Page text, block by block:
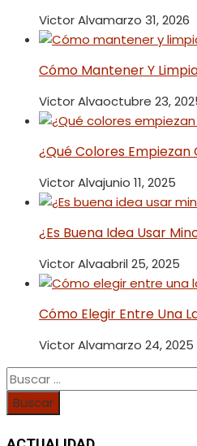
Victor Alvamarzo 31, 2026
Cómo Mantener Y
Victor Alvaoctubre 23,
¿Qué Colores Empiezan
Victor Alvajunio 11, 2025
¿Es Buena Idea Usar
Victor Alvaabril 25, 2025
Cómo Elegir Entre Una
Victor Alvamarzo 24, 2025
Buscar: